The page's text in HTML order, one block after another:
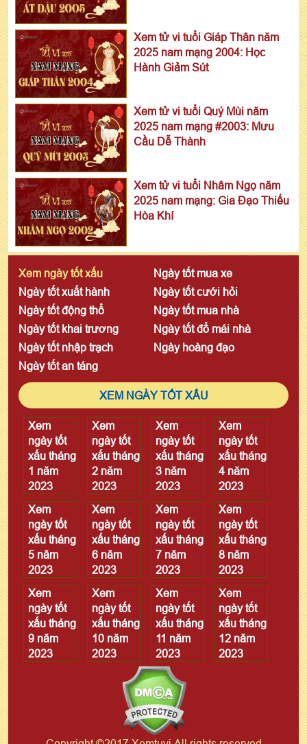
Xem tử vi tuổi Giáp Thân năm
2025 nam mạng 2004: Học
Hành Giảm Sút
Xem tử vi tuổi Quý Mùi năm
2025 nam mạng #2003: Mưu
Cầu Dễ Thành
Xem tử vi tuổi Nhâm Ngọ năm
2025 nam mạng: Gia Đạo Thiếu
Hòa Khí
Xem ngày tốt xấu
Ngày tốt mua xe
Ngày tốt xuất hành
Ngày tốt cưới hỏi
Ngày tốt động thổ
Ngày tốt mua nhà
Ngày tốt khai trương
Ngày tốt đổ mái nhà
Ngày tốt nhập trạch
Ngày hoàng đạo
Ngày tốt an táng
XEM NGÀY TỐT XẤU
Xem
ngày tốt
xấu tháng
1 năm
2023
Xem
ngày tốt
xấu tháng
2 năm
2023
Xem
ngày tốt
xấu tháng
3 năm
2023
Xem
ngày tốt
xấu tháng
4 năm
2023
Xem
ngày tốt
xấu tháng
5 năm
2023
Xem
ngày tốt
xấu tháng
6 năm
2023
Xem
ngày tốt
xấu tháng
7 năm
2023
Xem
ngày tốt
xấu tháng
8 năm
2023
Xem
ngày tốt
xấu tháng
9 năm
2023
Xem
ngày tốt
xấu tháng
10 năm
2023
Xem
ngày tốt
xấu tháng
11 năm
2023
Xem
ngày tốt
xấu tháng
12 năm
2023